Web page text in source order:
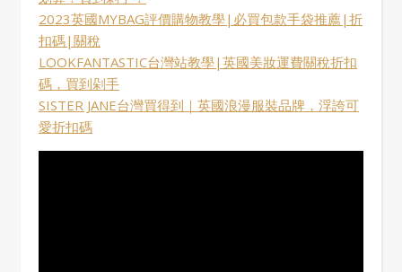
2023英國MYBAG評價購物教學|必買包款手袋推薦|折
扣碼|關稅
LOOKFANTASTIC台灣站教學|英國美妝運費關稅折扣
碼，買到剁手
SISTER JANE台灣買得到｜英國浪漫服裝品牌，浮誇可
愛折扣碼